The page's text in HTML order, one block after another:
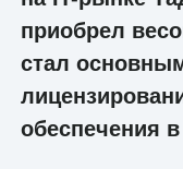
приобрел
стал
обеспечения в